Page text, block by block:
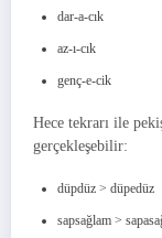
dar-a-cık
az-ı-cık
genç-e-cik
Hece tekrarı ile
gerçekleşebilir:
düpdüz > düpedüz
sapsağlam >